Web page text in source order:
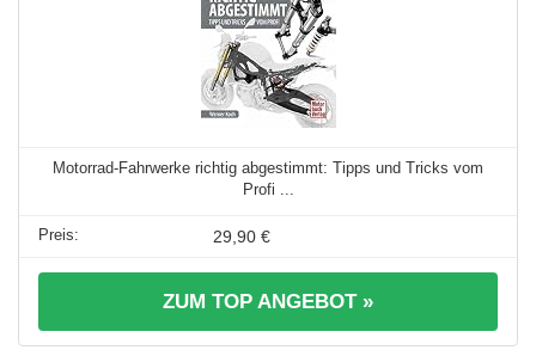
Motorrad-Fahrwerke richtig abgestimmt: Tipps und Tricks vom
Profi ...
29,90 €
ZUM TOP ANGEBOT »